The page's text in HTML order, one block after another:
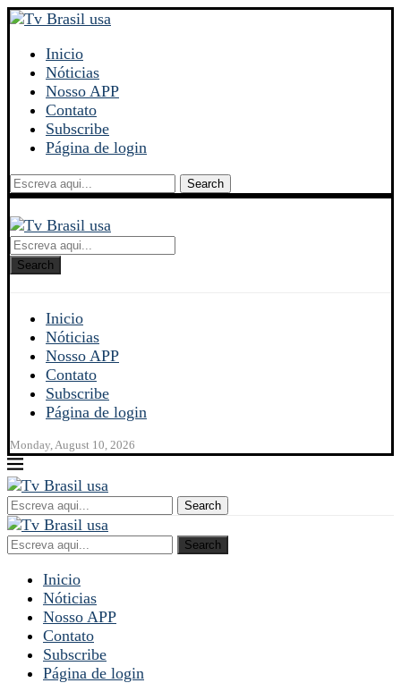
Inicio
Nóticias
Nosso APP
Contato
Subscribe
Página de login
Search
Search
Inicio
Nóticias
Nosso APP
Contato
Subscribe
Página de login
Monday, August 10, 2026
Search
Search
Inicio
Nóticias
Nosso APP
Contato
Subscribe
Página de login